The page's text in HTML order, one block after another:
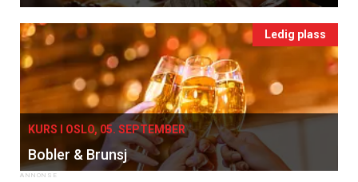
Ledig plass
KURS I OSLO, 05. SEPTEMBER
Bobler & Brunsj